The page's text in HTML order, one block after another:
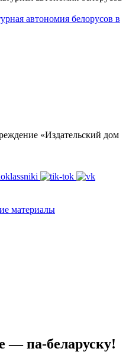
автономия белорусов в
«Издательский дом
материалы
— па-беларуску!